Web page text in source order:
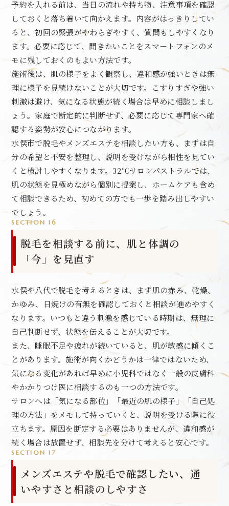
予約を入れる前は、当日の流れや持ち物、注意事項を確認
しておくと落ち着いて向かえます。内容がはっきりしてい
ると、初回の緊張がやわらぎやすく、質問もしやすくなり
ます。必要に応じて、聞きたいことをスマートフォンのメ
モに残しておくのもよい方法です。
施術後は、肌の様子をよく観察し、違和感が強いときは無
理に様子を見続けないことが大切です。こすりすぎや強い
刺激は避け、気になる状態が続く場合は早めに相談しまし
ょう。家庭で断定的に判断せず、必要に応じて専門家へ確
認する姿勢が安心につながります。
水俣市で脱毛やメンズエステを相談したい方も、まずは自
分の希望と不安を整理し、説明を受けながら相性を見てい
くと検討しやすくなります。32℃サロンパストラルでは、
肌の状態を見極めながら個別に提案し、ホームケアも含め
て相談できるため、初めての方でも一歩を踏み出しやすい
でしょう。
SECTION 16
脱毛を相談する前に、肌と体調の
「今」を見直す
水俣や八代で脱毛を考えるときは、まず肌の赤み、乾燥、
かゆみ、日焼けの有無を確認しておくと相談が進めやすく
なります。いつもと違う刺激を感じている時期は、無理に
自己判断せず、状態を伝えることが大切です。
また、睡眠不足や疲れが続いていると、肌が敏感に傾くこ
とがあります。施術が向くかどうかは一律ではないため、
気になる変化があれば早めに小児科ではなく一般の皮膚科
やかかりつけ医に相談するのも一つの方法です。
サロンへは「気になる部位」「最近の肌の様子」「自己処
理の方法」をメモして持っていくと、説明を受ける際に役
立ちます。原因を断定する必要はありませんが、違和感が
続く場合は放置せず、相談先を分けて考えると安心です。
SECTION 17
メンズエステや脱毛で確認したい、通
いやすさと相談のしやすさ